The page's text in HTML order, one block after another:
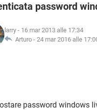
password
larry - 16 mar 2013 alle 17:34
Arturo - 24 mar 2016 alle
password windows